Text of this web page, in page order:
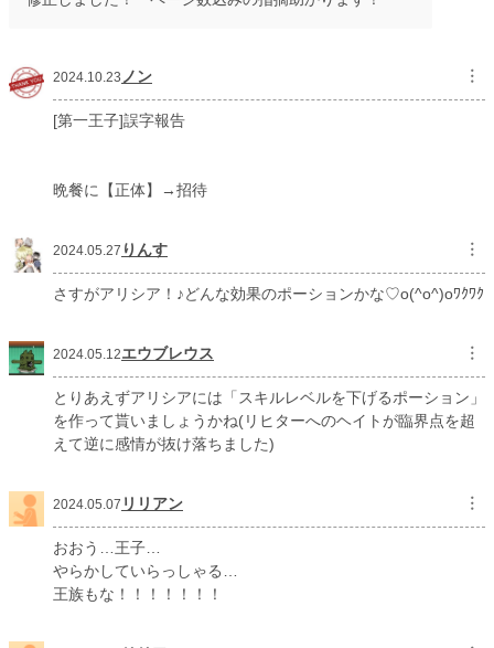
2024.10.23 ノン ︙
[第一王子]誤字報告
晩餐に【正体】→招待
2024.05.27 りんす ︙
さすがアリシア！♪どんな効果のポーションかな♡o(^o^)oﾜｸﾜｸ
2024.05.12エウブレウス ︙
とりあえずアリシアには「スキルレベルを下げるポーション」
を作って貰いましょうかね(リヒターへのヘイトが臨界点を超
えて逆に感情が抜け落ちました)
2024.05.07 リリアン ︙
おおう…王子…
やらかしていらっしゃる…
王族もな！！！！！！！